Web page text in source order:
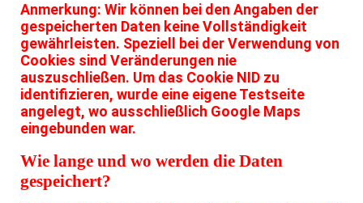
Anmerkung: Wir können bei den Angaben der
gespeicherten Daten keine Vollständigkeit
gewährleisten. Speziell bei der Verwendung von
Cookies sind Veränderungen nie
auszuschließen. Um das Cookie NID zu
identifizieren, wurde eine eigene Testseite
angelegt, wo ausschließlich Google Maps
eingebunden war.
Wie lange und wo werden die Daten
gespeichert?